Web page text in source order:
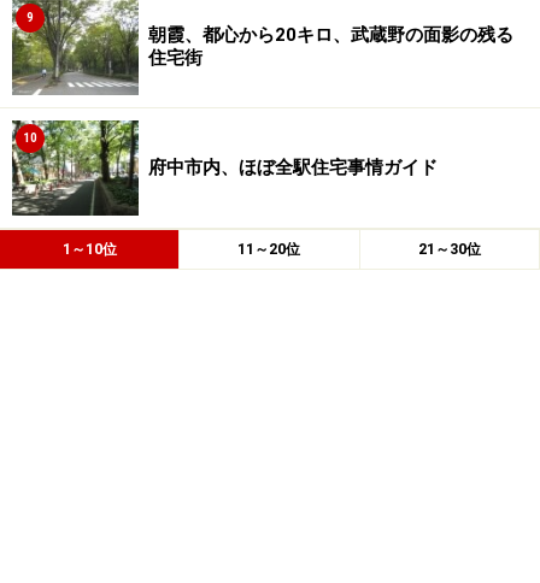
9
朝霞、都心から20キロ、武蔵野の面影の残る
住宅街
10
府中市内、ほぼ全駅住宅事情ガイド
1～10位 11～20位 21～30位